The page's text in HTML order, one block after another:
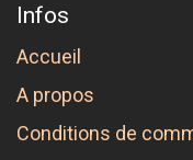
Infos
Accueil
A propos
Conditions de